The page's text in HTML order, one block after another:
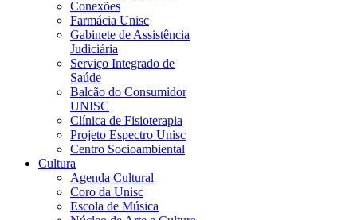
Conexões
Farmácia Unisc
Gabinete de Assistência
Judiciária
Serviço Integrado de
Saúde
Balcão do Consumidor
UNISC
Clínica de Fisioterapia
Projeto Espectro Unisc
Centro Socioambiental
Cultura
Agenda Cultural
Coro da Unisc
Escola de Música